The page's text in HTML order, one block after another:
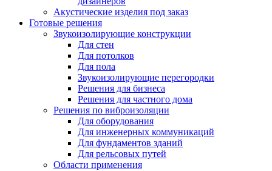
Акустические изделия под заказ
Готовые решения
Звукоизолирующие конструкции
Для стен
Для потолков
Для пола
Звукоизолирующие перегородки
Решения для бизнеса
Решения для частного дома
Решения по виброизоляции
Для оборудования
Для инженерных коммуникаций
Для фундаментов зданий
Для рельсовых путей
Области применения